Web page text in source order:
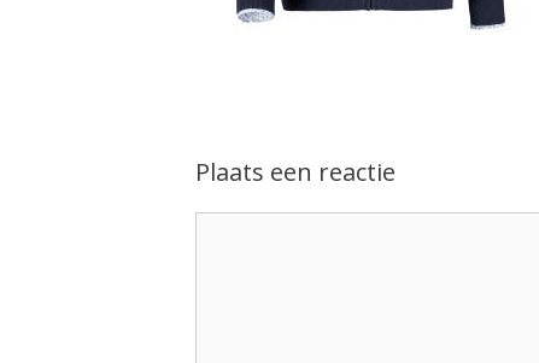
Plaats een reactie